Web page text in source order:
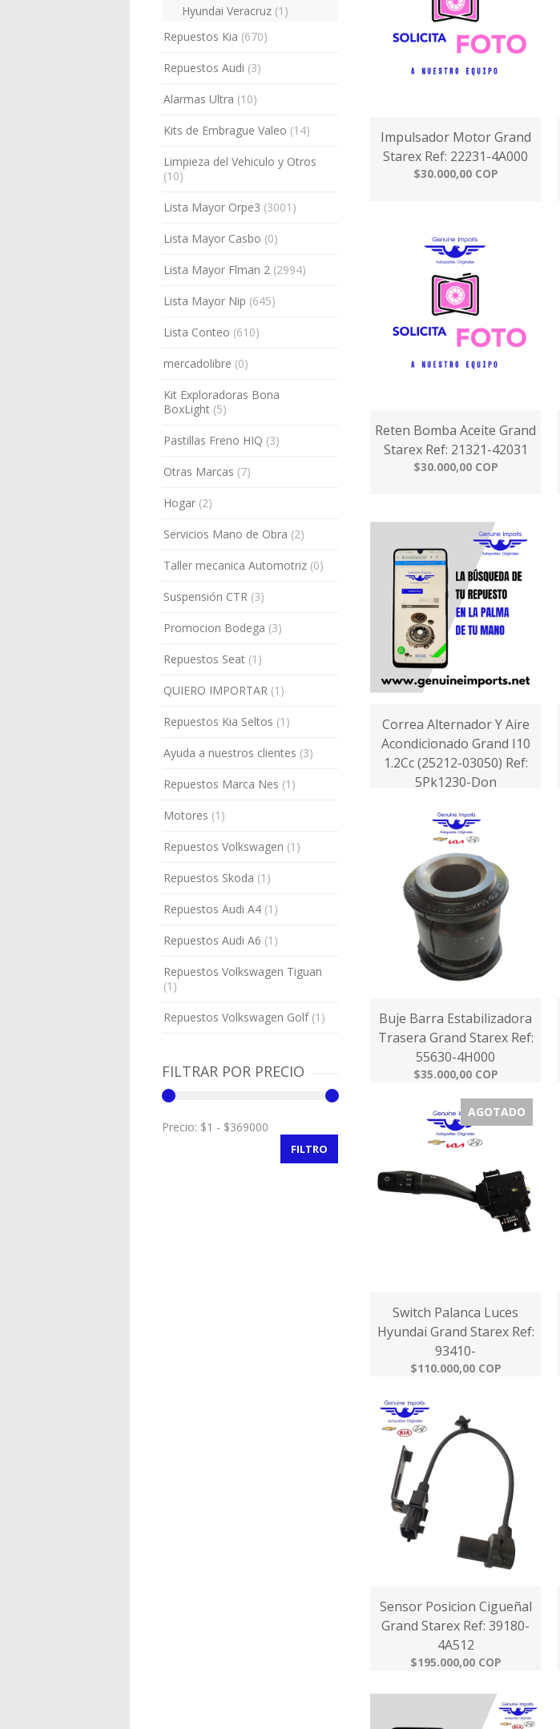
Hyundai Veracruz (1)
Repuestos Kia (670)
Repuestos Audi (3)
Alarmas Ultra (10)
Kits de Embrague Valeo (14)
Limpieza del Vehiculo y Otros
(10)
Lista Mayor Orpe3 (3001)
Lista Mayor Casbo (0)
Lista Mayor Flman 2 (2994)
Lista Mayor Nip (645)
Lista Conteo (610)
mercadolibre (0)
Kit Exploradoras Bona
BoxLight (5)
Pastillas Freno HIQ (3)
Otras Marcas (7)
Hogar (2)
Servicios Mano de Obra (2)
Taller mecanica Automotriz (0)
Suspensión CTR (3)
Promocion Bodega (3)
Repuestos Seat (1)
QUIERO IMPORTAR (1)
Repuestos Kia Seltos (1)
Ayuda a nuestros clientes (3)
Repuestos Marca Nes (1)
Motores (1)
Repuestos Volkswagen (1)
Repuestos Skoda (1)
Repuestos Audi A4 (1)
Repuestos Audi A6 (1)
Repuestos Volkswagen Tiguan
(1)
Repuestos Volkswagen Golf (1)
FILTRAR POR PRECIO
Precio:
FILTRO
Impulsador Motor Grand
Starex Ref: 22231-4A000
$30.000,00 COP
Reten Bomba Aceite Grand
Starex Ref: 21321-42031
$30.000,00 COP
Correa Alternador Y Aire
Acondicionado Grand I10
1.2Cc (25212-03050) Ref:
5Pk1230-Don
Buje Barra Estabilizadora
Trasera Grand Starex Ref:
55630-4H000
$35.000,00 COP
AGOTADO
Switch Palanca Luces
Hyundai Grand Starex Ref:
93410-
$110.000,00 COP
Sensor Posicion Cigueñal
Grand Starex Ref: 39180-
4A512
$195.000,00 COP